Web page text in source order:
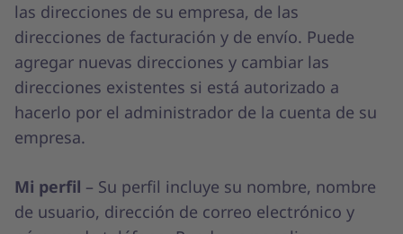
las direcciones de su empresa, de las
direcciones de facturación y de envío. Puede
agregar nuevas direcciones y cambiar las
direcciones existentes si está autorizado a
hacerlo por el administrador de la cuenta de su
empresa.
Mi perfil – Su perfil incluye su nombre, nombre
de usuario, dirección de correo electrónico y